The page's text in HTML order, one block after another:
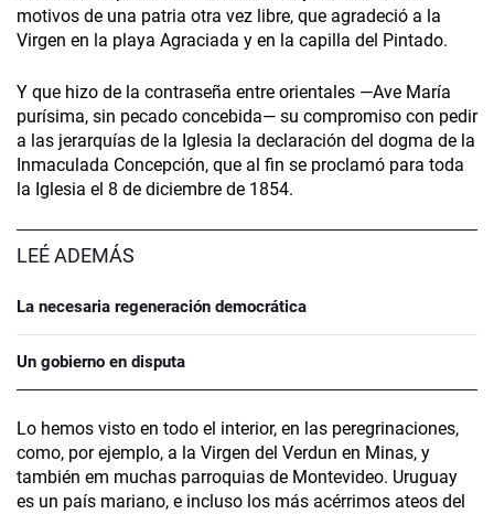
motivos de una patria otra vez libre, que agradeció a la
Virgen en la playa Agraciada y en la capilla del Pintado.
Y que hizo de la contraseña entre orientales —Ave María
purísima, sin pecado concebida— su compromiso con pedir
a las jerarquías de la Iglesia la declaración del dogma de la
Inmaculada Concepción, que al fin se proclamó para toda
la Iglesia el 8 de diciembre de 1854.
LEÉ ADEMÁS
La necesaria regeneración democrática
Un gobierno en disputa
Lo hemos visto en todo el interior, en las peregrinaciones,
como, por ejemplo, a la Virgen del Verdun en Minas, y
también em muchas parroquias de Montevideo. Uruguay
es un país mariano, e incluso los más acérrimos ateos del